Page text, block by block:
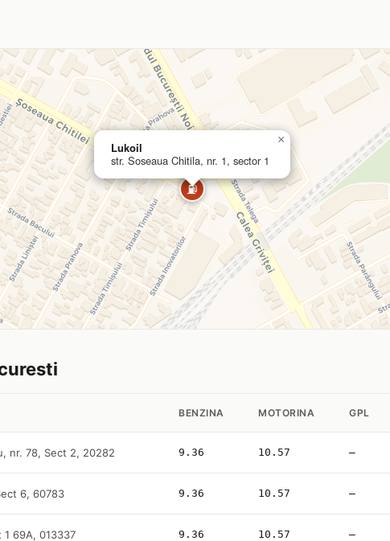
⛽
Lukoil
str. Soseaua Chitila, nr. 1, sector 1
×
BENZINA MOTORINA GPL
nr. 78, Sect 2, 20282 9.36 10.57 —
6, 60783 9.36 10.57 —
1 69A, 013337 9.36 10.57 —